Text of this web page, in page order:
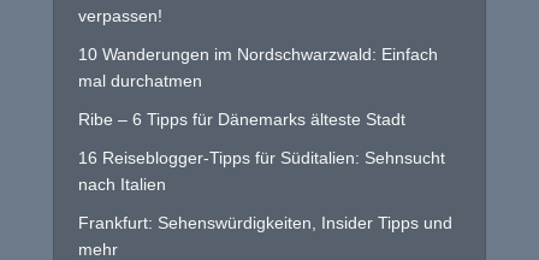
verpassen!
10 Wanderungen im Nordschwarzwald: Einfach
mal durchatmen
Ribe – 6 Tipps für Dänemarks älteste Stadt
16 Reiseblogger-Tipps für Süditalien: Sehnsucht
nach Italien
Frankfurt: Sehenswürdigkeiten, Insider Tipps und
mehr